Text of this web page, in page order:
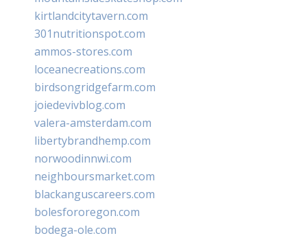
kirtlandcitytavern.com
301nutritionspot.com
ammos-stores.com
loceanecreations.com
birdsongridgefarm.com
joiedevivblog.com
valera-amsterdam.com
libertybrandhemp.com
norwoodinnwi.com
neighboursmarket.com
blackanguscareers.com
bolesfororegon.com
bodega-ole.com